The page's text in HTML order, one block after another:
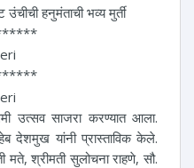
हनुमंताची भव्य मुर्ती
उत्सव साजरा करण्यात आला.
देशमुख यांनी प्रास्ताविक केले.
मते, श्रीमती सुलोचना राहणे, सौ.